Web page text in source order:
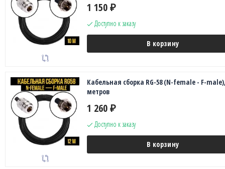
1 150 ₽
Доступно к заказу
В корзину
Кабельная сборка RG-58 (N-female - F-
метров
1 260 ₽
Доступно к заказу
В корзину